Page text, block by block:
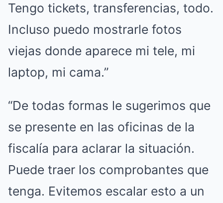
Tengo tickets, transferencias, todo.
Incluso puedo mostrarle fotos
viejas donde aparece mi tele, mi
laptop, mi cama.”
“De todas formas le sugerimos que
se presente en las oficinas de la
fiscalía para aclarar la situación.
Puede traer los comprobantes que
tenga. Evitemos escalar esto a un